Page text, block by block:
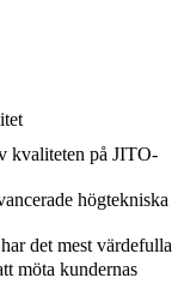
kvaliteten på JITO-
högtekniska
det mest värdefulla
möta kundernas